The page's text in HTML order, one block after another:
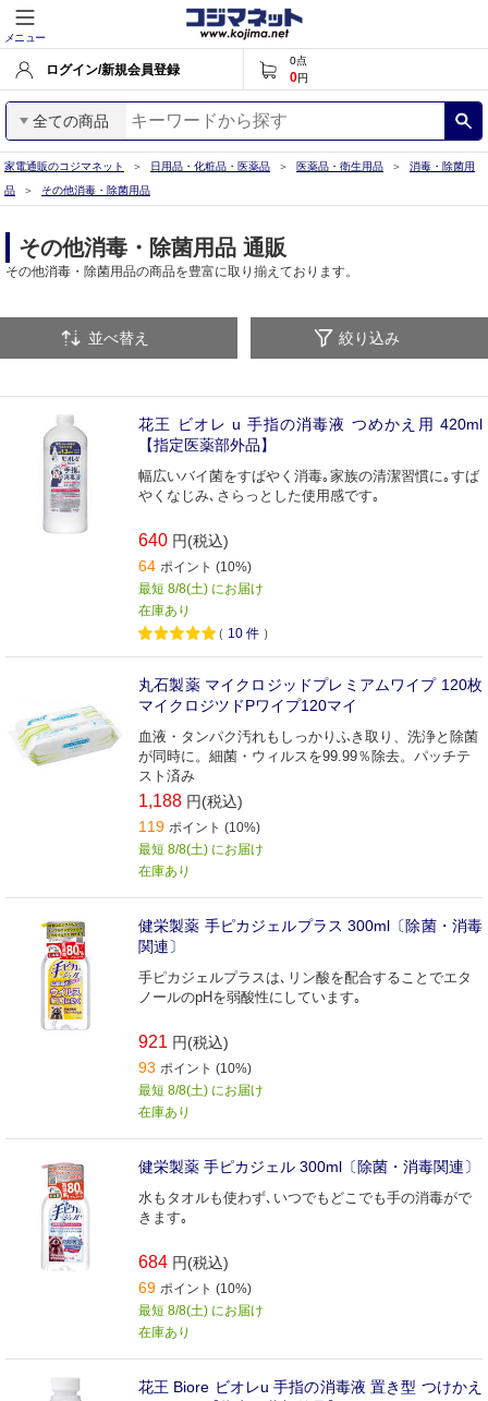
メニュー
ログイン/新規会員登録
0点
0円
全ての商品
家電通販のコジマネット 日用品・化粧品・医薬品 医薬品・衛生用品
消毒・除菌用
品
その他消毒・除菌用品
その他消毒・除菌用品 通販
その他消毒・除菌用品の商品を豊富に取り揃えております。
並べ替え 絞り込み
花王 ビオレ u 手指の消毒液 つめかえ用 420ml
【指定医薬部外品】
幅広いバイ菌をすばやく消毒｡家族の清潔習慣に｡すば
やくなじみ､さらっとした使用感です｡
640 円(税込)
64 ポイント (10%)
最短 8/8(土) にお届け
在庫あり
（ 10 件 ）
丸石製薬 マイクロジッドプレミアムワイプ 120枚
マイクロジツドPワイプ120マイ
血液・タンパク汚れもしっかりふき取り、洗浄と除菌
が同時に。細菌・ウィルスを99.99％除去。パッチテ
スト済み
1,188 円(税込)
119 ポイント (10%)
最短 8/8(土) にお届け
在庫あり
健栄製薬 手ピカジェルプラス 300ml〔除菌・消毒
関連〕
手ピカジェルプラスは､リン酸を配合することでエタ
ノールのpHを弱酸性にしています｡
921 円(税込)
93 ポイント (10%)
最短 8/8(土) にお届け
在庫あり
健栄製薬 手ピカジェル 300ml〔除菌・消毒関連〕
水もタオルも使わず､いつでもどこでも手の消毒がで
きます｡
684 円(税込)
69 ポイント (10%)
最短 8/8(土) にお届け
在庫あり
花王 Biore ビオレu 手指の消毒液 置き型 つけかえ